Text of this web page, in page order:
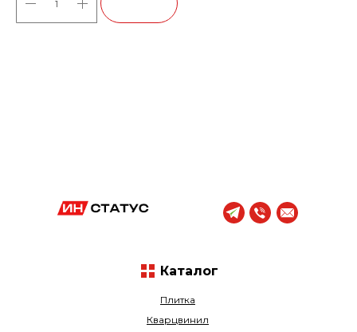
Плитка
Кварцвинил
Каталог